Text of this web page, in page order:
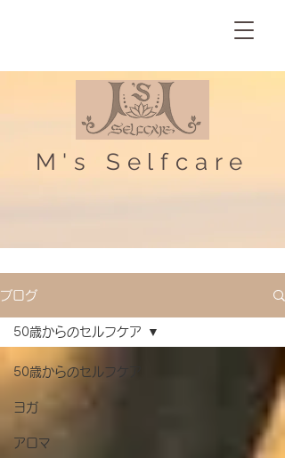
M's Selfcare
ブログ
50歳からのセルフケア
ヨガ
アロマ
50歳からのセルフケア